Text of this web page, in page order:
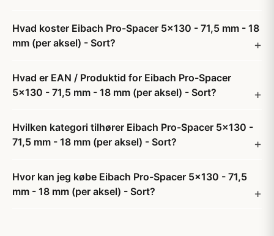
Hvad koster Eibach Pro-Spacer 5x130 - 71,5 mm - 18
mm (per aksel) - Sort?
Hvad er EAN / Produktid for Eibach Pro-Spacer
5x130 - 71,5 mm - 18 mm (per aksel) - Sort?
Hvilken kategori tilhører Eibach Pro-Spacer 5x130 -
71,5 mm - 18 mm (per aksel) - Sort?
Hvor kan jeg købe Eibach Pro-Spacer 5x130 - 71,5
mm - 18 mm (per aksel) - Sort?